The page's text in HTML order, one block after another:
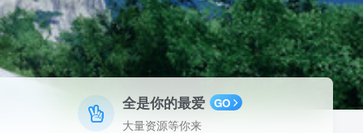
全是你的最爱 GO
大量资源等你来